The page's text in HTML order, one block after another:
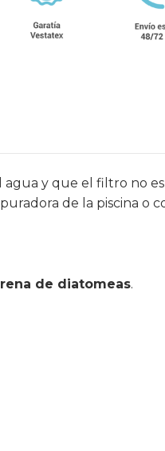
y que el filtro no
de la piscina o
de diatomeas.